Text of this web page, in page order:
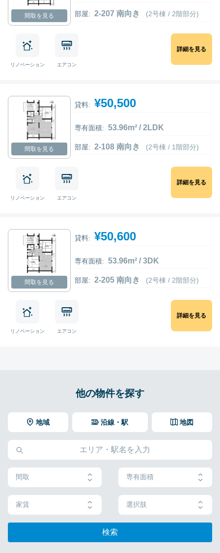
間取を見る 部屋: 2-207 南向き (2号棟 / 2階部分)
リノベーション エアコン
詳細を見る
間取を見る
貸料: ¥50,500
専有面積: 53.96m² / 2LDK
部屋: 2-108 南向き (2号棟 / 1階部分)
リノベーション エアコン
詳細を見る
間取を見る
貸料: ¥50,600
専有面積: 53.96m² / 3DK
部屋: 2-205 南向き (2号棟 / 2階部分)
リノベーション エアコン
詳細を見る
他の物件を探す
地域 地図
沿線・駅
間取 専有面積
家賃 選択肢
検索